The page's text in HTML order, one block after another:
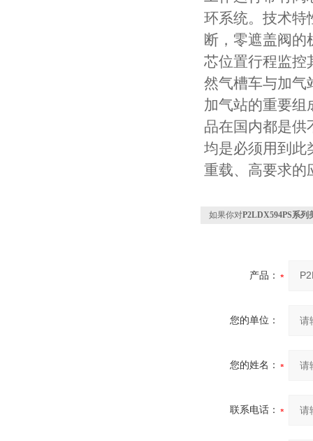
环系统。技术特
断，零遮盖阀
芯位置行程监控
然气槽车与加气
加气站的重要组
品在国内都是供
均是必须用到此
重载、高要求的
如果你对P2LDX594PS系
产品：
您的单位：
您的姓名：
联系电话：